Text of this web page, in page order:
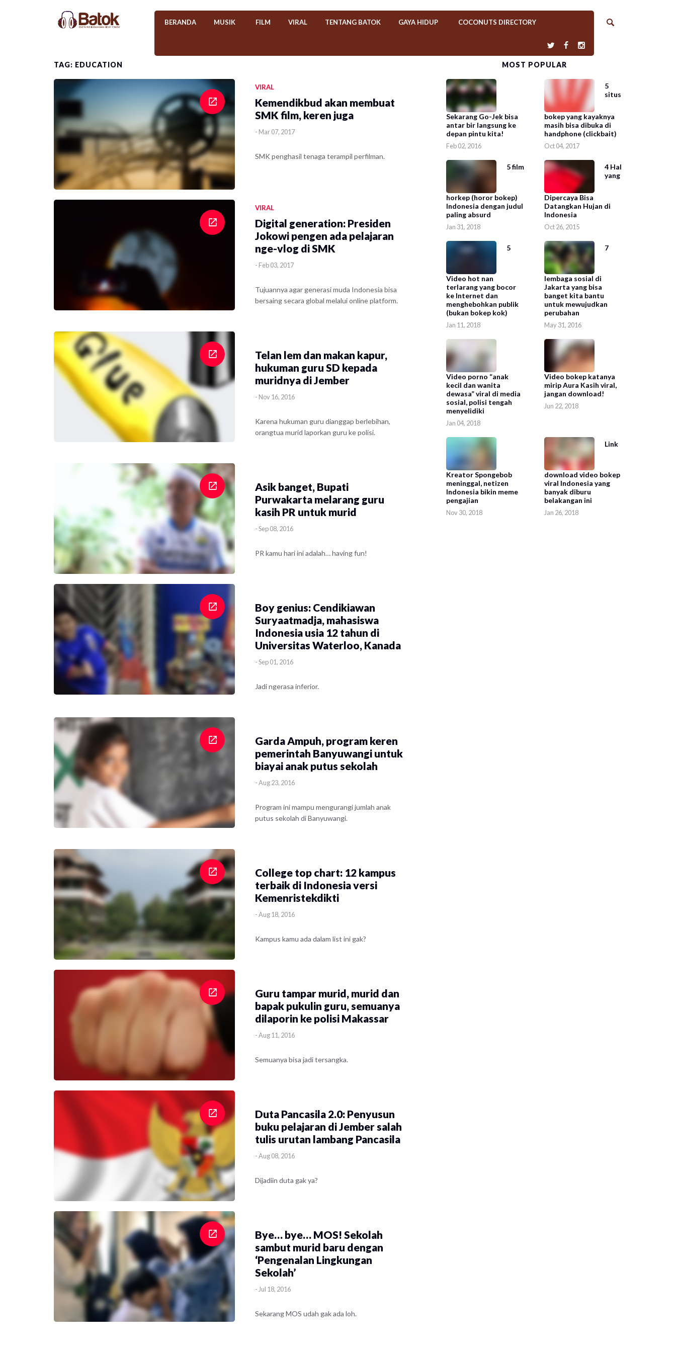
BERANDA MUSIK FILM VIRAL TENTANG BATOK GAYA HIDUP COCONUTS DIRECTORY
TAG: EDUCATION
VIRAL
Kemendikbud akan membuat
SMK film, keren juga
- Mar 07, 2017
SMK penghasil tenaga terampil perfilman.
VIRAL
Digital generation: Presiden
Jokowi pengen ada pelajaran
nge-vlog di SMK
- Feb 03, 2017
Tujuannya agar generasi muda Indonesia bisa
bersaing secara global melalui online platform.
Telan lem dan makan kapur,
hukuman guru SD kepada
muridnya di Jember
- Nov 16, 2016
Karena hukuman guru dianggap berlebihan,
orangtua murid laporkan guru ke polisi.
Asik banget, Bupati
Purwakarta melarang guru
kasih PR untuk murid
-Sep 08, 2016
PR kamu hari ini adalah… having fun!
Boy genius: Cendikiawan
Suryaatmadja, mahasiswa
Indonesia usia 12 tahun di
Universitas Waterloo, Kanada
-Sep 01, 2016
Jadi ngerasa inferior.
Garda Ampuh, program keren
pemerintah Banyuwangi untuk
biayai anak putus sekolah
-Aug 23, 2016
Program ini mampu mengurangi jumlah anak
putus sekolah di Banyuwangi.
College top chart: 12 kampus
terbaik di Indonesia versi
Kemenristekdikti
-Aug 18, 2016
Kampus kamu ada dalam list ini gak?
Guru tampar murid, murid dan
bapak pukulin guru, semuanya
dilaporin ke polisi Makassar
-Aug 11, 2016
Semuanya bisa jadi tersangka.
Duta Pancasila 2.0: Penyusun
buku pelajaran di Jember salah
tulis urutan lambang Pancasila
-Aug 08, 2016
Dijadiin duta gak ya?
Bye… bye… MOS! Sekolah
sambut murid baru dengan
‘Pengenalan Lingkungan
Sekolah’
- Jul 18, 2016
Sekarang MOS udah gak ada loh.
MOST POPULAR
Sekarang Go-Jek bisa
antar bir langsung ke
depan pintu kita!
Feb 02, 2016
5
situs
bokep yang kayaknya
masih bisa dibuka di
handphone (clickbait)
Oct 04, 2017
5 film
horkep (horor bokep)
Indonesia dengan judul
paling absurd
Jan 31, 2018
4 Hal
yang
Dipercaya Bisa
Datangkan Hujan di
Indonesia
Oct 26, 2015
5
Video hot nan
terlarang yang bocor
ke Internet dan
menghebohkan publik
(bukan bokep kok)
Jan 11, 2018
7
lembaga sosial di
Jakarta yang bisa
banget kita bantu
untuk mewujudkan
perubahan
May 31, 2016
Video porno “anak
kecil dan wanita
dewasa” viral di media
sosial, polisi tengah
menyelidiki
Jan 04, 2018
Video bokep katanya
mirip Aura Kasih viral,
jangan download!
Jun 22, 2018
Kreator Spongebob
meninggal, netizen
Indonesia bikin meme
pengajian
Nov 30, 2018
Link
download video bokep
viral Indonesia yang
banyak diburu
belakangan ini
Jan 26, 2018